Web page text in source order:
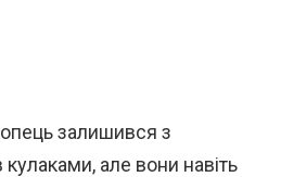
залишився з
кулаками, але вони навіть